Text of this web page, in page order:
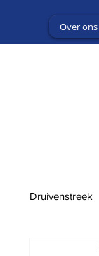
Over ons
Druivenstreek